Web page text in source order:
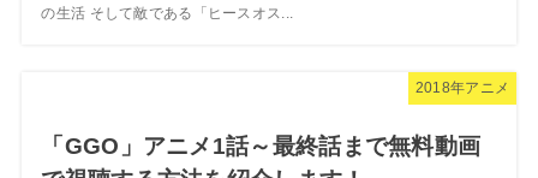
の生活 そして敵である「ヒースオス...
2018年アニメ
「GGO」アニメ1話～最終話まで無料動画